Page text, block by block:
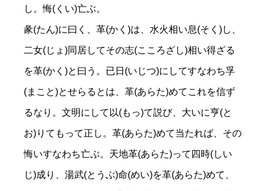
し。悔(くい)亡ぶ。
彖(たん)に曰く、革(かく)は、水火相い息(そく)し、
二女(じょ)同居してその志(こころざし)相い得ざる
を革(かく)と曰う。已日(いじつ)にしてすなわち孚
(まこと)とせらるとは、革(あらた)めてこれを信ず
るなり。文明にして以(もっ)て説び、大いに亨(と
お)りてもって正し。革(あらた)めて当たれば、その
悔いすなわち亡ぶ。天地革(あらた)って四時(しい
じ)成り、湯武(とうぶ)命(めい)を革(あらた)めて、